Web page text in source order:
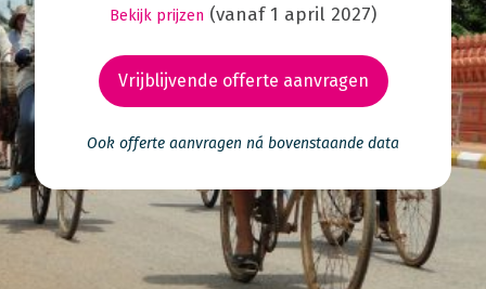
Bekijk prijzen (vanaf 1 april 2027)
Vrijblijvende offerte aanvragen
Ook offerte aanvragen ná bovenstaande data